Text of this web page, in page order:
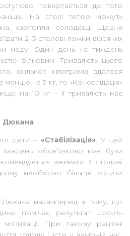
повертається до того
На столі тепер можуть
картопля, солодощі. Щодня
2–3 столові ложки вівсяних
меду. Один день на тиждень
білковим. Тривалість цього
скількох кілограмів вдалося
на 5 кг, то «Консолідація»
на 10 кг – її тривалість має
Дюкана
дієти – «Стабілізація». У цей
обов’язково має бути
вживати 3 столові
необхідно більше ходити
Дюкана насамперед в тому, що
помічає результат досить
При такому раціоні